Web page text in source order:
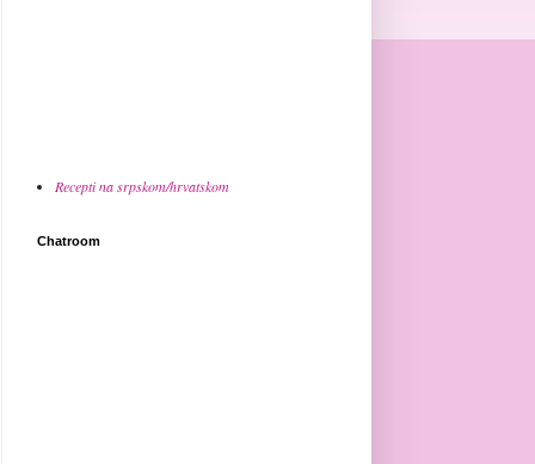
Recepti na srpskom/hrvatskom
Chatroom